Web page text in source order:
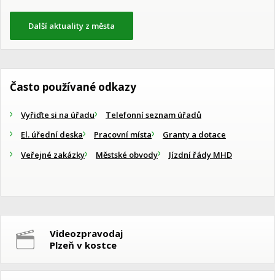
Další aktuality z města
Často používané odkazy
Vyřiďte si na úřadu
Telefonní seznam úřadů
El. úřední deska
Pracovní místa
Granty a dotace
Veřejné zakázky
Městské obvody Jízdní řády MHD
Videozpravodaj
Plzeň v kostce